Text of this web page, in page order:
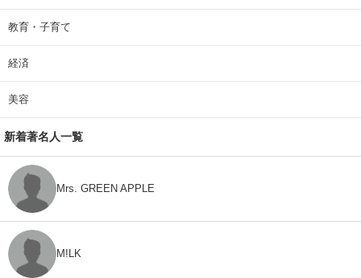
教育・子育て
経済
美容
新着著名人一覧
Mrs. GREEN APPLE
M!LK